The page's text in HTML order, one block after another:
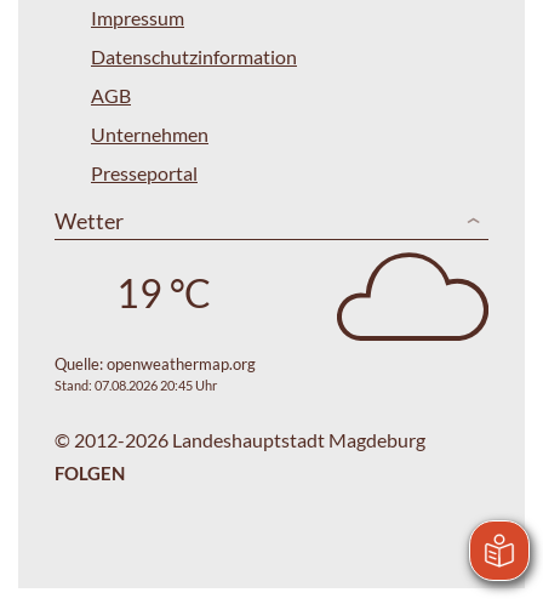
Impressum
Datenschutzinformation
AGB
Unternehmen
Presseportal
Wetter
19 °C
Quelle:openweathermap.org
Stand: 07.08.2026 20:45 Uhr
© 2012-2026 Landeshauptstadt Magdeburg
FOLGEN